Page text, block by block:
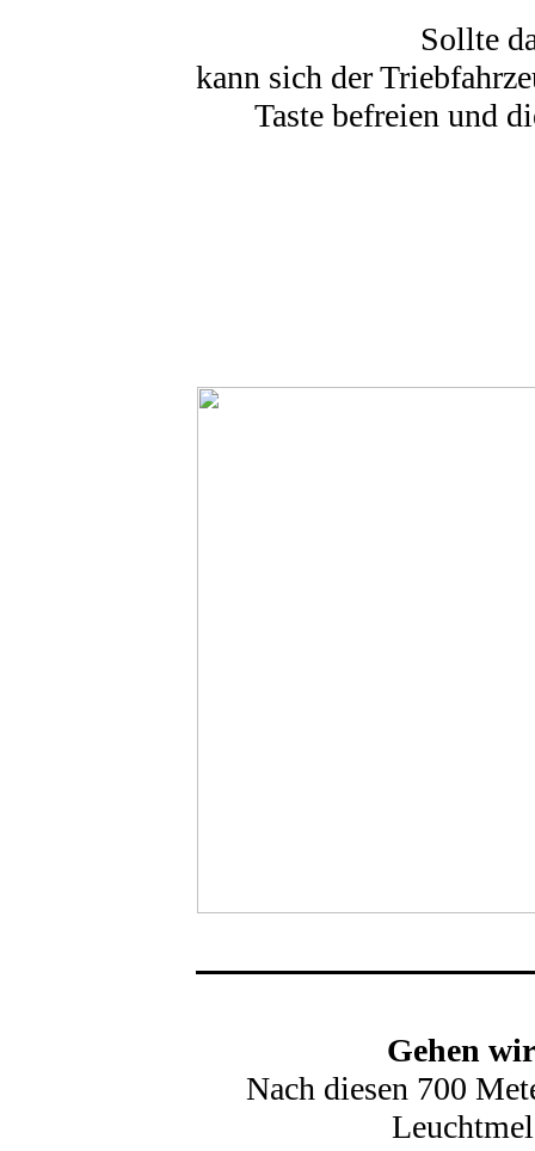
Sollte
kann sich der
Taste befreien und
Gehen
Nach diesen 700